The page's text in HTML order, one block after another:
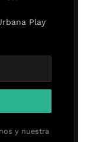
Play
y nuestra